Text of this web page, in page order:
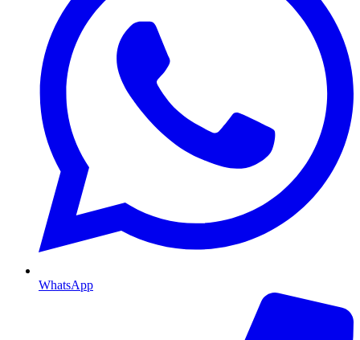
WhatsApp